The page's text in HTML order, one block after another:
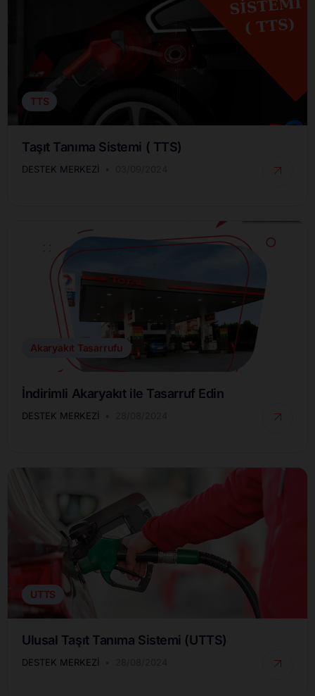
TTS
Taşıt Tanıma Sistemi ( TTS)
DESTEK MERKEZI
Akaryakıt Tasarrufu
İndirimli Akaryakıt ile Tasarruf Edin
DESTEK MERKEZI
UTTS
Ulusal Taşıt Tanıma Sistemi (UTTS)
DESTEK MERKEZI